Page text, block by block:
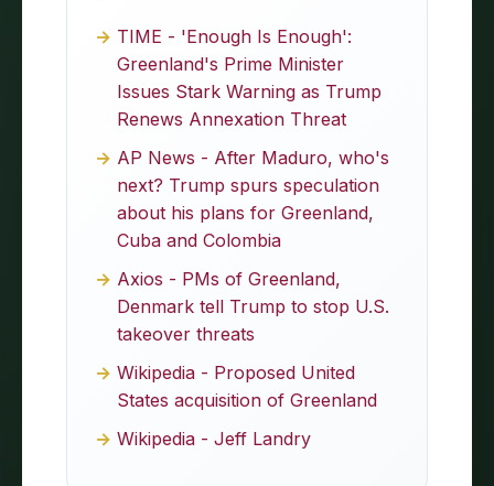
TIME - 'Enough Is Enough':
Greenland's Prime Minister
Issues Stark Warning as Trump
Renews Annexation Threat
AP News - After Maduro, who's
next? Trump spurs speculation
about his plans for Greenland,
Cuba and Colombia
Axios - PMs of Greenland,
Denmark tell Trump to stop U.S.
takeover threats
Wikipedia - Proposed United
States acquisition of Greenland
Wikipedia - Jeff Landry